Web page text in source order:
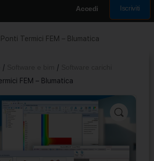
Accedi Iscriviti
Ponti Termici FEM – Blumatica
/ /
FEM – Blumatica